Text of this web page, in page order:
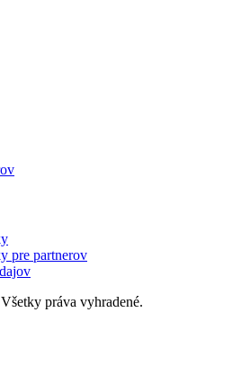
pre partnerov
práva vyhradené.